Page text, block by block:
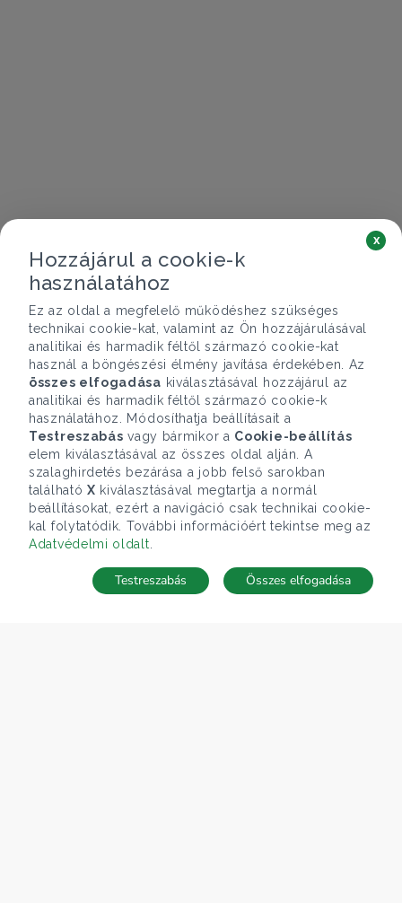
Keresés mentése
Hozzájárul a cookie-k
használatához
Ez az oldal a megfelelő működéshez szükséges
technikai cookie-kat, valamint az Ön hozzájárulásával
analitikai és harmadik féltől származó cookie-kat
használ a böngészési élmény javítása érdekében. Az
összes elfogadása kiválasztásával hozzájárul az
analitikai és harmadik féltől származó cookie-k
használatához. Módosíthatja beállításait a
Testreszabás vagy bármikor a Cookie-beállítás
elem kiválasztásával az összes oldal alján. A
szalaghirdetés bezárása a jobb felső sarokban
található X kiválasztásával megtartja a normál
beállításokat, ezért a navigáció csak technikai cookie-
kal folytatódik. További információért tekintse meg az
Adatvédelmi oldalt
x
Összes elfogadása
Testreszabás